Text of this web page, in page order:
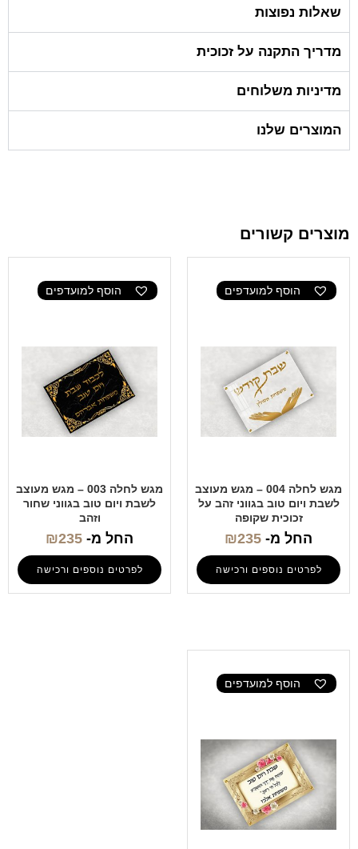
שאלות נפוצות
מדריך התקנה על זכוכית
מדיניות משלוחים
המוצרים שלנו
מוצרים קשורים
הוסף למועדפים
מגש לחלה 004 – מגש מעוצב
לשבת ויום טוב בגווני זהב על
זכוכית שקופה
החל מ- ₪235
לפרטים נוספים ורכישה
הוסף למועדפים
מגש לחלה 003 – מגש מעוצב
לשבת ויום טוב בגווני שחור
וזהב
החל מ- ₪235
לפרטים נוספים ורכישה
הוסף למועדפים